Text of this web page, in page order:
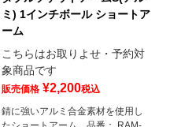
ミ) 1インチボール ショートア
ーム
こちらはお取りよせ・予約対
象商品です
販売価格 ¥2,200税込
錆に強いアルミ合金素材を使用し